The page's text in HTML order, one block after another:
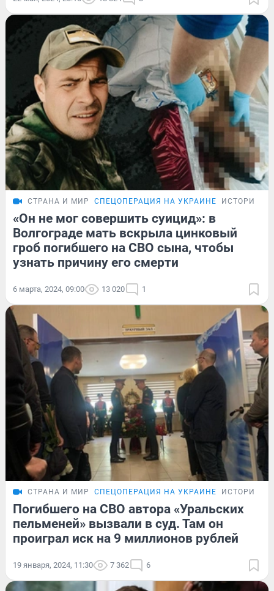
СТРАНА И МИР СПЕЦОПЕРАЦИЯ НА УКРАИНЕ ИСТОРИИ
«Он не мог совершить суицид»: в
Волгограде мать вскрыла цинковый
гроб погибшего на СВО сына, чтобы
узнать причину его смерти
6 марта, 2024, 09:00 13 020 1
СТРАНА И МИР СПЕЦОПЕРАЦИЯ НА УКРАИНЕ ИСТОРИИ
Погибшего на СВО автора «Уральских
пельменей» вызвали в суд. Там он
проиграл иск на 9 миллионов рублей
19 января, 2024, 11:30 7 362 6